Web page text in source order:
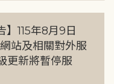
】115年8月9日
站及相關對外服
更新將暫停服